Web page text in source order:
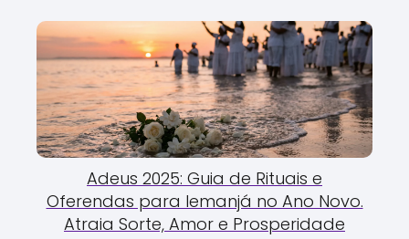
Adeus 2025: Guia de Rituais e
Oferendas para Iemanjá no Ano Novo.
Atraia Sorte, Amor e Prosperidade